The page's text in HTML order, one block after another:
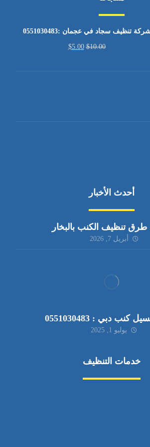
تنظيف سجاد في عجمان :0551030483
$10.00
$5.00
أحدث الأخبار
تنظيف الكنب بالبخار
أبريل 7, 2026
دبي : 0551030483
يوليو 1, 2025
خدمات التنظيف